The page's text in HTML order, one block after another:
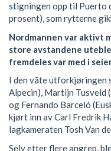
stigningen opp til Puerto
prosent), som rytterne
Nordmannen var aktivt
store avstandene
fremdeles var med i
I den våte utforkjøringen
Alpecin), Martijn Tusveld
og Fernando Barceló
kjørt inn av Carl Fredrik
lagkameraten Tosh Van
Selv etter flere angrep,